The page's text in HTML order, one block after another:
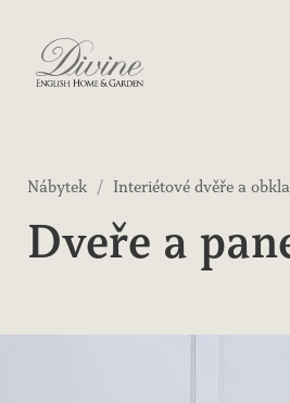
Divine English
Nábytek / Interiétové dvěře a
Dveře a